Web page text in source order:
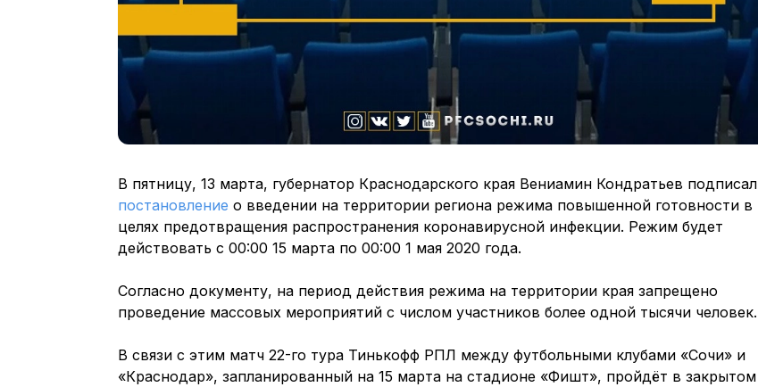
В пятницу, 13 марта, губернатор Краснодарского края Вениамин Кондратьев подписал
постановление о введении на территории региона режима повышенной готовности в
целях предотвращения распространения коронавирусной инфекции. Режим будет
действовать с 00:00 15 марта по 00:00 1 мая 2020 года.
Согласно документу, на период действия режима на территории края запрещено
проведение массовых мероприятий с числом участников более одной тысячи человек.
В связи с этим матч 22-го тура Тинькофф РПЛ между футбольными клубами «Сочи» и
«Краснодар», запланированный на 15 марта на стадионе «Фишт», пройдёт в закрытом